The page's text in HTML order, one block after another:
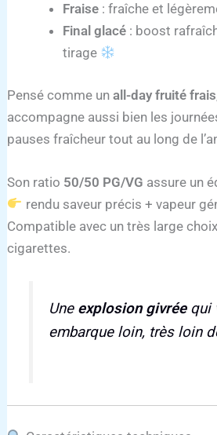
Fraise : fraîche et
Final glacé : boost
tirage
Pensé comme unall-day fruité frais
accompagne aussi bien les
pauses fraîcheur tout au long de
Son ratio 50/50 PG/VG assure un
rendu saveur précis + vapeur
Compatible avec un très large
cigarettes.
Une explosion givréequi
embarque loin, très loin